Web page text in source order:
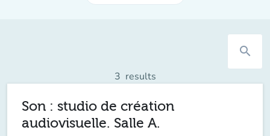
search
3 results
Son : studio de création
audiovisuelle. Salle A.